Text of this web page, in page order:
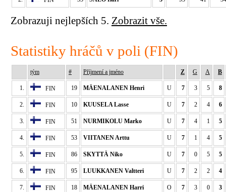
Zobrazuji nejlepších 5. Zobrazit vše.
Statistiky hráčů v poli (FIN)
tým # Příjmení a jméno Z G A B
1. FIN 19 MÄENALANEN Henri U 7 3 5 8
2. FIN 10 KUUSELA Lasse U 7 2 4 6
3. FIN 51 NURMIKOLU Marko U 7 4 1 5
4. FIN 53 VIITANEN Arttu U 7 1 4 5
5. FIN 86 SKYTTÄ Niko U 7 0 5 5
6. FIN 95 LUUKKANEN Valtteri U 7 2 2 4
7. FIN 18 MÄENALANEN Harri O 7 3 0 3